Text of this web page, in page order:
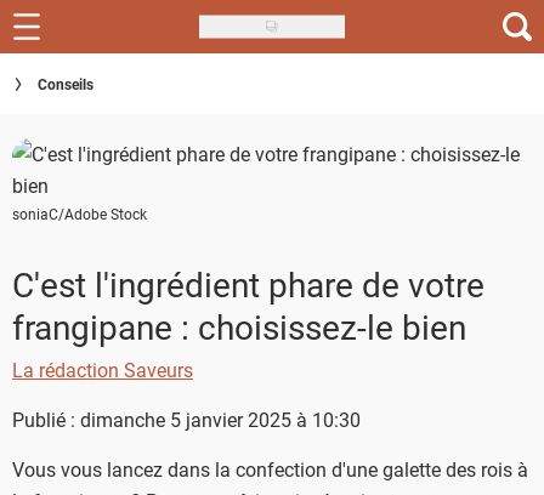
Skip
to
main
Recettes
Inspirations
Conseils
Actus
Téléchargez l'app Saveurs Recettes
Conseils
soniaC/Adobe Stock
C'est l'ingrédient phare de votre
frangipane : choisissez-le bien
La rédaction Saveurs
Publié : dimanche 5 janvier 2025 à 10:30
Vous vous lancez dans la confection d'une galette des rois à